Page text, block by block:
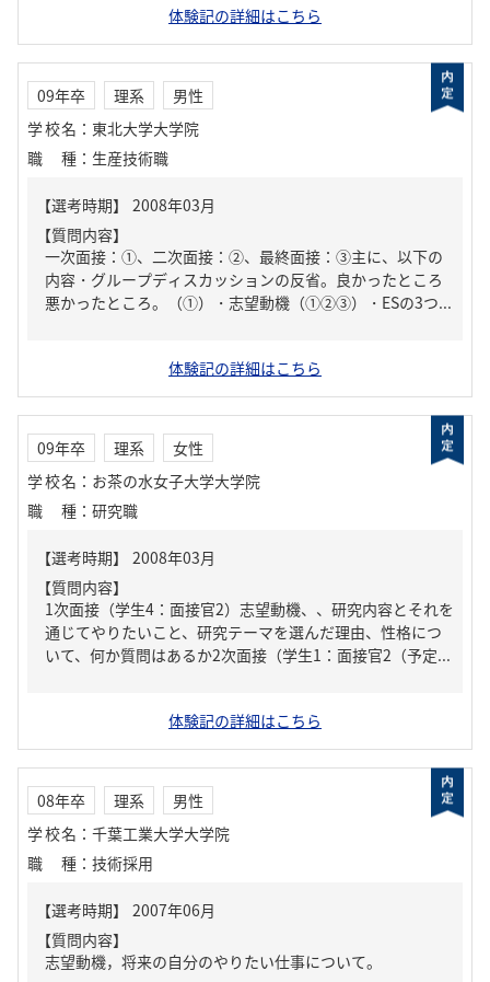
体験記の詳細はこちら
09年卒 理系
男性
学校名 ： 東北大学大学院
職種 ： 生産技術職
【質問内容】
一次面接：①、二次面接：②、最終面接：③主に、以下の
内容・グループディスカッションの反省。良かったところ
悪かったところ。（①）・志望動機（①②③）・ESの3つ...
体験記の詳細はこちら
09年卒 理系
女性
学校名 ： お茶の水女子大学大学院
職種 ： 研究職
【質問内容】
1次面接（学生4：面接官2）志望動機、、研究内容とそれを
通じてやりたいこと、研究テーマを選んだ理由、性格につ
いて、何か質問はあるか2次面接（学生1：面接官2（予定...
体験記の詳細はこちら
08年卒 理系
男性
学校名 ： 千葉工業大学大学院
職種 ： 技術採用
【質問内容】
志望動機，将来の自分のやりたい仕事について。